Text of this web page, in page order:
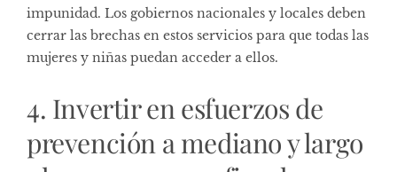
impunidad. Los gobiernos nacionales y locales deben
cerrar las brechas en estos servicios para que todas las
mujeres y niñas puedan acceder a ellos.
4. Invertir en esfuerzos de
prevención a mediano y largo